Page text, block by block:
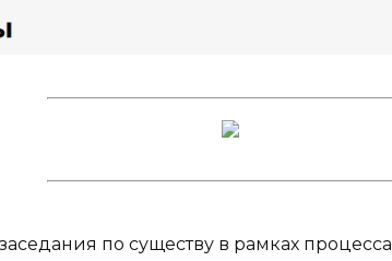
по существу в рамках